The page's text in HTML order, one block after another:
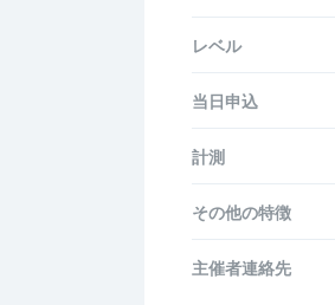
レベル
当日申込
計測
その他の特徴
主催者連絡先